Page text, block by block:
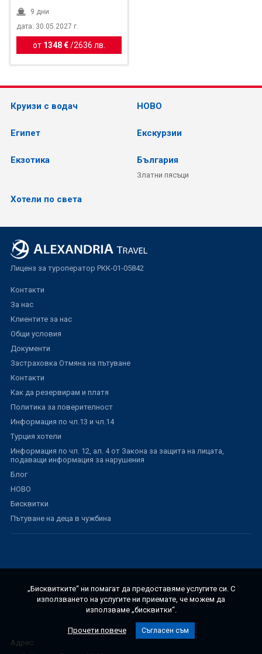
9 дни
дата: 30.05.2027 г.
от 1348 € /2636 лв.
Круизи с водач НОВО
Египет Екскурзии
Екзотика България
Златни пясъци
Хотели по света
Лиценз за туроператор РКК-01-05842
Контакти
За нас
Клиентите за нас
Общи условия
Документи
Застраховка Отмяна на пътуване
Контакти
Как да резервирам и платя
Политика за поверителност
Информация по чл.13 и чл.14
Турция хотели
Информация по чл. 12, ал. 4 от Закона за защита на лицата,
подаващи информация за нарушения
Блог
НОВО
Бисквитки
Пътуване на деца в чужбина
Адрес
„Бисквитките“ ни помагат да предоставяме услугите си. С
използването на услугите ни приемате, че можем да
използваме „бисквитки“.
Прочети повече Съгласен съм